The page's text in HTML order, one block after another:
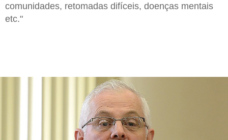
comunidades, retomadas difíceis, doenças mentais
etc."